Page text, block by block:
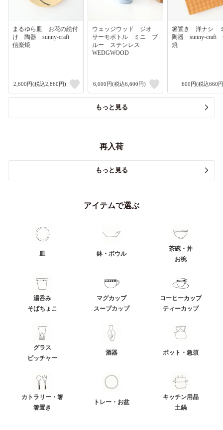
まるゆら皿 お花の絵付
け 陶器 sunny-craft
信楽焼
2,600円(税込2,860円)
ウェッジウッド ジオ
サーモボトル ミニ ブ
ルー ステンレス
WEDGWOOD
6,000円(税込6,600円)
箸置き 洋ナシ
陶器 sunny-craft
焼
600円(税込660
もっと見る
再入荷
もっと見る
アイテムで選ぶ
皿 鉢・ボウル
茶碗・丼
お椀
湯呑み
そばちょこ
マグカップ
スープカップ
コーヒーカップ
ティーカップ
グラス
ピッチャー
酒器 ポット・急須
カトラリー・箸
箸置き
トレー・お盆
キッチン用品
土鍋